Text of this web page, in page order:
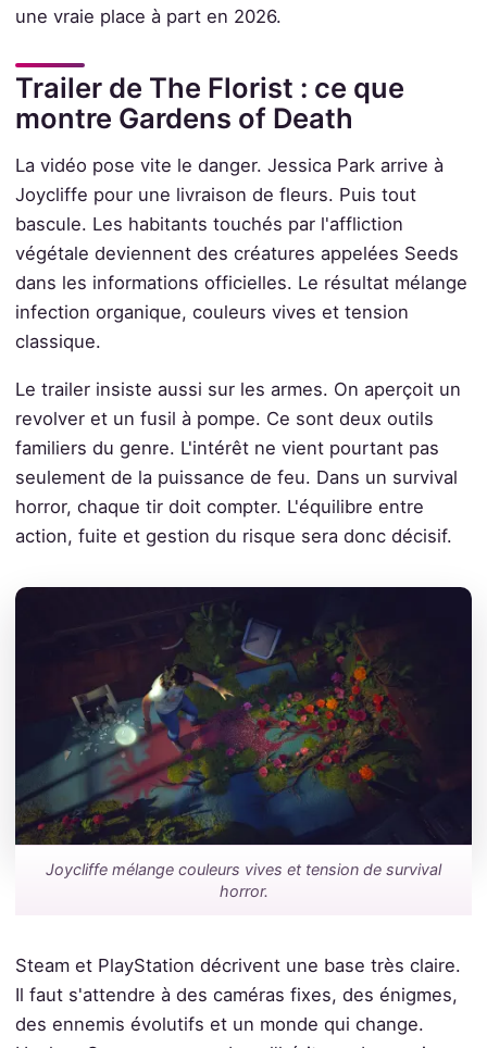
une vraie place à part en 2026.
Trailer de The Florist : ce que
montre Gardens of Death
La vidéo pose vite le danger. Jessica Park arrive à
Joycliffe pour une livraison de fleurs. Puis tout
bascule. Les habitants touchés par l'affliction
végétale deviennent des créatures appelées Seeds
dans les informations officielles. Le résultat mélange
infection organique, couleurs vives et tension
classique.
Le trailer insiste aussi sur les armes. On aperçoit un
revolver et un fusil à pompe. Ce sont deux outils
familiers du genre. L'intérêt ne vient pourtant pas
seulement de la puissance de feu. Dans un survival
horror, chaque tir doit compter. L'équilibre entre
action, fuite et gestion du risque sera donc décisif.
Joycliffe mélange couleurs vives et tension de survival
horror.
Steam et PlayStation décrivent une base très claire.
Il faut s'attendre à des caméras fixes, des énigmes,
des ennemis évolutifs et un monde qui change.